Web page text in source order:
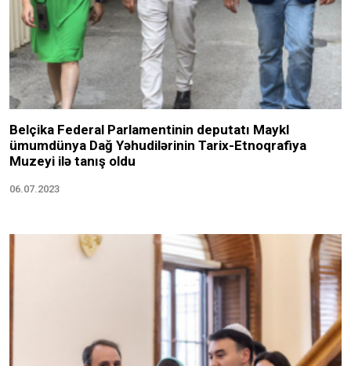
Belçika Federal Parlamentinin deputatı Maykl
ümumdünya Dağ Yəhudilərinin Tarix-Etnoqrafiya
Muzeyi ilə tanış oldu
06.07.2023